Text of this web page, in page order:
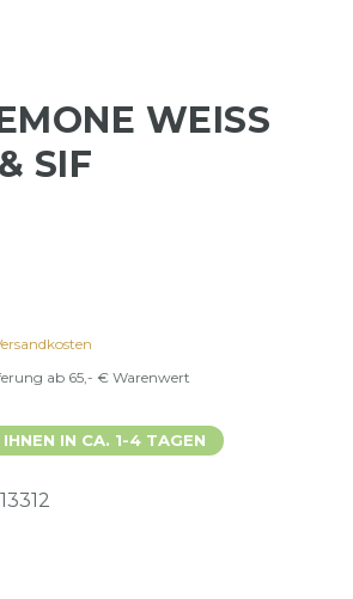
WEISS É
ab 65,- € Warenwert
IN CA. 1-4 TAGEN
13312